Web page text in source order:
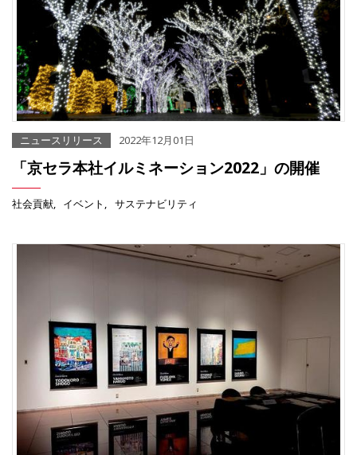
ニュースリリース 2022年12月01日
「京セラ本社イルミネーション2022」の開催
社会貢献 イベント サステナビリティ